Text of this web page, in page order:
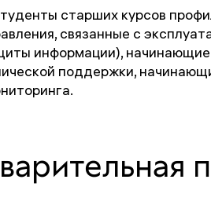
старших курсов
связанные с
информации),
поддержки,